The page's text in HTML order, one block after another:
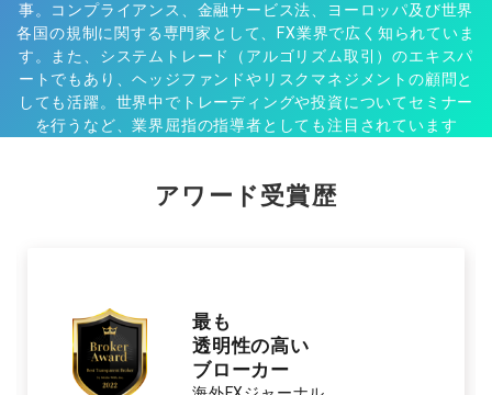
事。コンプライアンス、金融サービス法、ヨーロッパ及び世界
各国の規制に関する専門家として、FX業界で広く知られていま
す。また、システムトレード（アルゴリズム取引）のエキスパ
ートでもあり、ヘッジファンドやリスクマネジメントの顧問と
しても活躍。世界中でトレーディングや投資についてセミナー
を行うなど、業界屈指の指導者としても注目されています​
アワード受賞歴
最も
取引体験の
優れた
ブローカー